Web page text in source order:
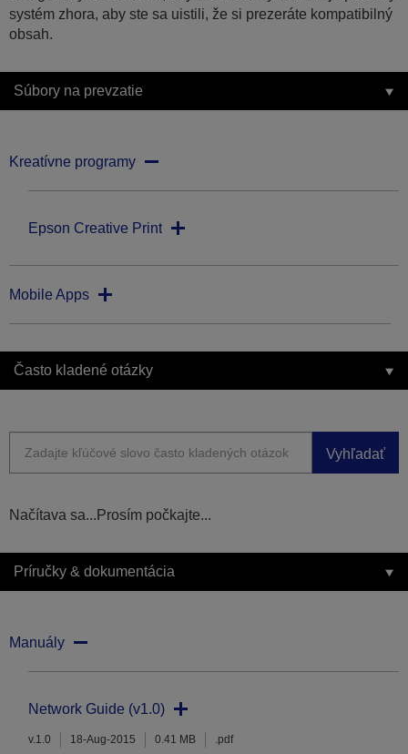
systém zhora, aby ste sa uistili, že si prezeráte kompatibilný
obsah.
Súbory na prevzatie
Kreatívne programy
Epson Creative Print
Mobile Apps
Často kladené otázky
Vyhľadať
Načítava sa...Prosím počkajte...
Príručky & dokumentácia
Manuály
Network Guide (v1.0)
v.1.0 18-Aug-2015 0.41 MB .pdf